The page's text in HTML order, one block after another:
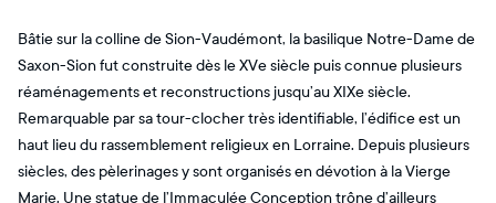
Bâtie sur la colline de Sion-Vaudémont, la basilique Notre-Dame de
Saxon-Sion fut construite dès le XVe siècle puis connue plusieurs
réaménagements et reconstructions jusqu’au XIXe siècle.
Remarquable par sa tour-clocher très identifiable, l’édifice est un
haut lieu du rassemblement religieux en Lorraine. Depuis plusieurs
siècles, des pèlerinages y sont organisés en dévotion à la Vierge
Marie. Une statue de l’Immaculée Conception trône d’ailleurs